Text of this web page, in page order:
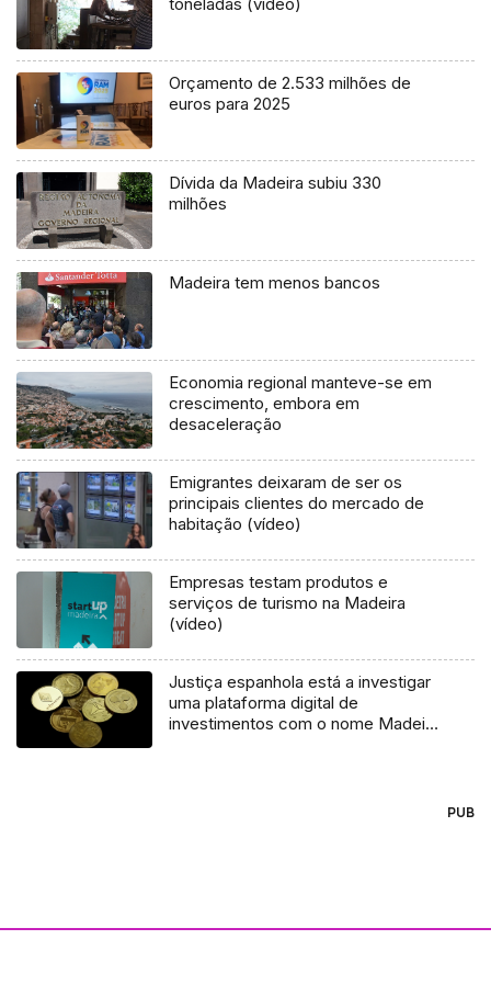
toneladas (vídeo)
Orçamento de 2.533 milhões de
euros para 2025
Dívida da Madeira subiu 330
milhões
Madeira tem menos bancos
Economia regional manteve-se em
crescimento, embora em
desaceleração
Emigrantes deixaram de ser os
principais clientes do mercado de
habitação (vídeo)
Empresas testam produtos e
serviços de turismo na Madeira
(vídeo)
Justiça espanhola está a investigar
uma plataforma digital de
investimentos com o nome Madeira
PUB